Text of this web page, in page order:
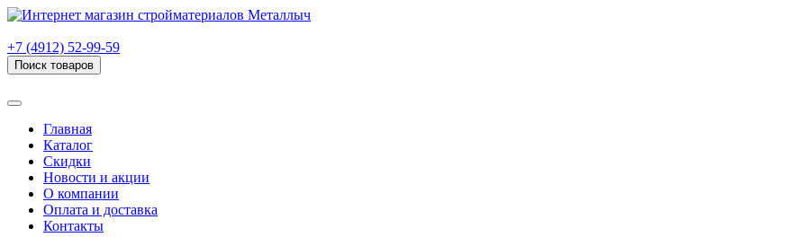
+7 (4912) 52-99-59
Поиск товаров
Главная
Каталог
Скидки
Новости и акции
О компании
Оплата и доставка
Контакты